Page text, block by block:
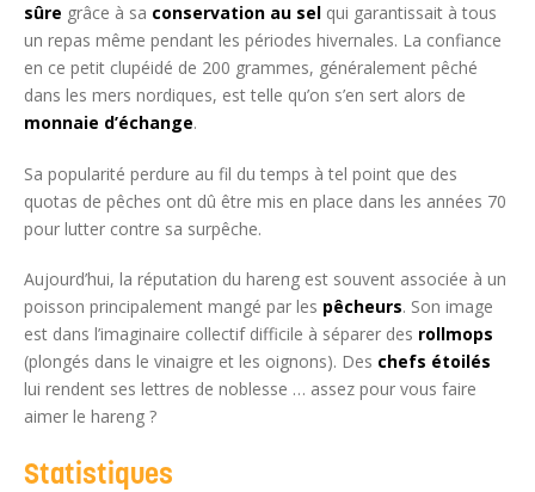
sûre grâce à sa conservation au sel qui garantissait à tous
un repas même pendant les périodes hivernales. La confiance
en ce petit clupéidé de 200 grammes, généralement pêché
dans les mers nordiques, est telle qu’on s’en sert alors de
monnaie d’échange.
Sa popularité perdure au fil du temps à tel point que des
quotas de pêches ont dû être mis en place dans les années 70
pour lutter contre sa surpêche.
Aujourd’hui, la réputation du hareng est souvent associée à un
poisson principalement mangé par les pêcheurs. Son image
est dans l’imaginaire collectif difficile à séparer des rollmops
(plongés dans le vinaigre et les oignons). Des chefs étoilés
lui rendent ses lettres de noblesse … assez pour vous faire
aimer le hareng ?
Statistiques